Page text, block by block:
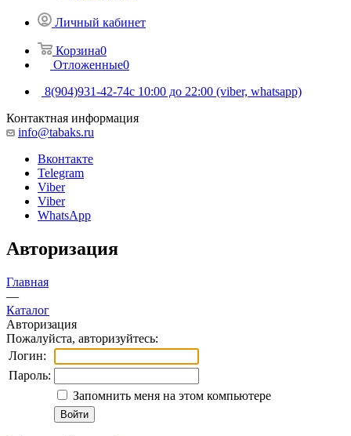
Личный кабинет
Корзина0
Отложенные0
8(904)931-42-74с 10:00 до 22:00 (viber, whatsapp)
Контактная информация
info@tabaks.ru
Вконтакте
Telegram
Viber
Viber
WhatsApp
Авторизация
Главная
—
Каталог
Авторизация
Пожалуйста, авторизуйтесь:
Логин:
Пароль:
Запомнить меня на этом компьютере